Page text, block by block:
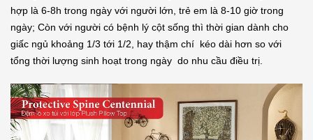
hợp là 6-8h trong ngày với người lớn, trẻ em là 8-10 giờ trong
ngày; Còn với người có bệnh lý cột sống thì thời gian dành cho
giấc ngủ khoảng 1/3 tới 1/2, hay thậm chí kéo dài hơn so với
tổng thời lượng sinh hoạt trong ngày do nhu cầu điều trị.